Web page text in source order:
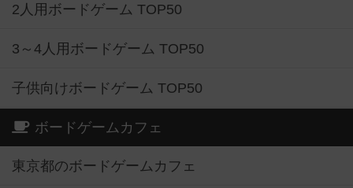
2人用ボードゲーム TOP50
3～4人用ボードゲーム TOP50
子供向けボードゲーム TOP50
ボードゲームカフェ
東京都のボードゲームカフェ